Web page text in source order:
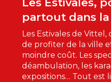
Les Estivales,
partout dans
Les Estivales de Vittel,
de profiter de la ville
moindre coût. Les
déambulation, les
expositions… Tout est